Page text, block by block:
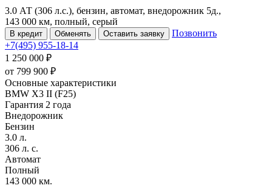
3.0 АТ (306 л.с.), бензин, автомат, внедорожник 5д.,
143 000 км, полный, серый
В кредит Обменять Оставить заявку
Позвонить
+7(495) 955-18-14
1 250 000 ₽
от 799 900 ₽
Основные характеристики
BMW X3 II (F25)
Гарантия 2 года
Внедорожник
Бензин
3.0 л.
306 л. с.
Автомат
Полный
143 000 км.